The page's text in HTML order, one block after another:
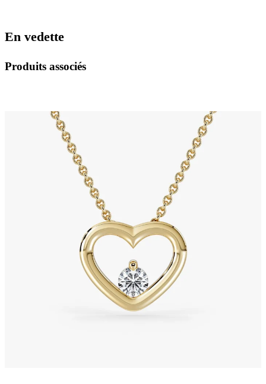
En vedette
Produits associés